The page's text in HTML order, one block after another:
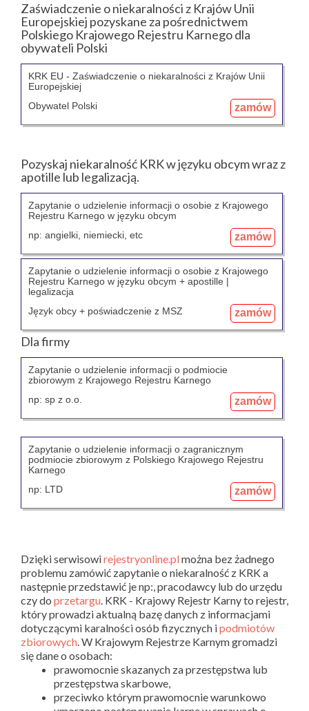
Zaświadczenie o niekaralności z Krajów Unii
Europejskiej pozyskane za pośrednictwem
Polskiego Krajowego Rejestru Karnego dla
obywateli Polski
KRK EU - Zaświadczenie o niekaralności z Krajów Unii
Europejskiej
Obywatel Polski
zamów
Pozyskaj niekaralność KRK w języku obcym wraz z
apotille lub legalizacją.
Zapytanie o udzielenie informacji o osobie z Krajowego
Rejestru Karnego w języku obcym
np: angielki, niemiecki, etc
zamów
Zapytanie o udzielenie informacji o osobie z Krajowego
Rejestru Karnego w języku obcym + apostille |
legalizacja
Język obcy + poświadczenie z MSZ
zamów
Dla firmy
Zapytanie o udzielenie informacji o podmiocie
zbiorowym z Krajowego Rejestru Karnego
np: sp z o.o.
zamów
Zapytanie o udzielenie informacji o zagranicznym
podmiocie zbiorowym z Polskiego Krajowego Rejestru
Karnego
np: LTD
zamów
Dzięki serwisowirejestryonline.plmożna bez żadnego
problemu zamówić zapytanie o niekaralność z KRK a
następnie przedstawić je np:, pracodawcy lub do urzędu
czy do przetargu. KRK - Krajowy Rejestr Karny to rejestr,
który prowadzi aktualną bazę danych z informacjami
dotyczącymi karalności osób fizycznych ipodmiotów
zbiorowych. W Krajowym Rejestrze Karnym gromadzi
się dane o osobach:
prawomocnie skazanych za przestępstwa lub
przestępstwa skarbowe,
przeciwko którym prawomocnie warunkowo